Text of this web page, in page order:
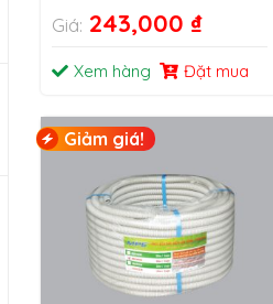
Giá: 243,000 ₫
Xem hàng Đặt mua
Giảm giá!